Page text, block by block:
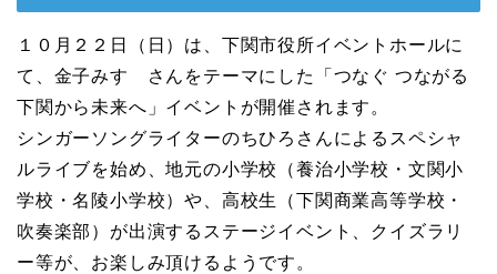
１０月２２日（日）は、下関市役所イベントホールに
て、金子みすゞさんをテーマにした「つなぐ つながる
下関から未来へ」イベントが開催されます。
シンガーソングライターのちひろさんによるスペシャ
ルライブを始め、地元の小学校（養治小学校・文関小
学校・名陵小学校）や、高校生（下関商業高等学校・
吹奏楽部）が出演するステージイベント、クイズラリ
ー等が、お楽しみ頂けるようです。